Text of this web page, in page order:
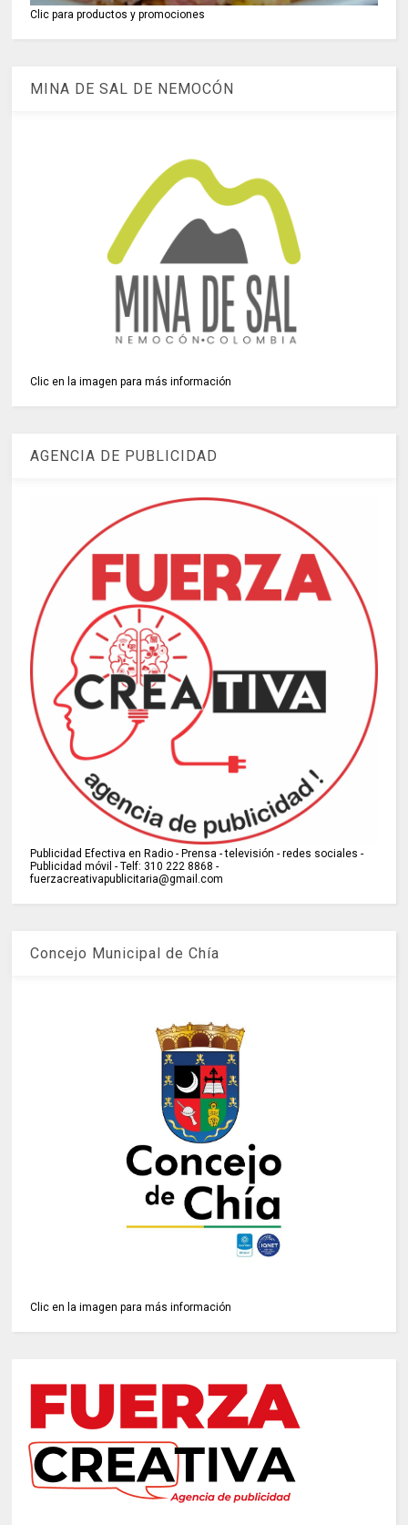
Clic para productos y promociones
MINA DE SAL DE NEMOCÓN
Clic en la imagen para más información
AGENCIA DE PUBLICIDAD
Publicidad Efectiva en Radio - Prensa - televisión - redes sociales -
Publicidad móvil - Telf: 310 222 8868 -
fuerzacreativapublicitaria@gmail.com
Concejo Municipal de Chía
Clic en la imagen para más información